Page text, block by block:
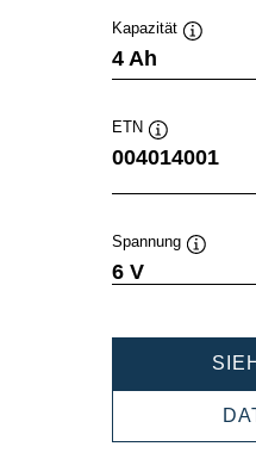
Kapazität
4 Ah
ETN
Quickinfo
004014001
Spannung
6 V